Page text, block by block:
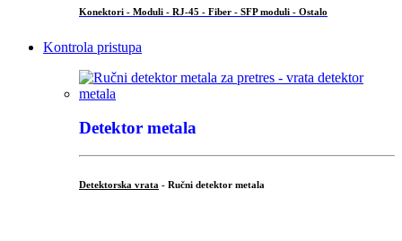
Konektori - Moduli - RJ-45 - Fiber - SFP moduli - Ostalo
Kontrola pristupa
Detektor metala
Detektorska vrata - Ručni detektor metala